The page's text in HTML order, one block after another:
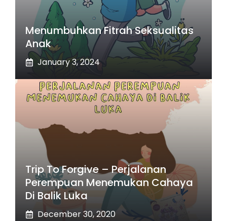
Menumbuhkan Fitrah Seksualitas
Anak
January 3, 2024
Trip To Forgive – Perjalanan
Perempuan Menemukan Cahaya
Di Balik Luka
December 30, 2020